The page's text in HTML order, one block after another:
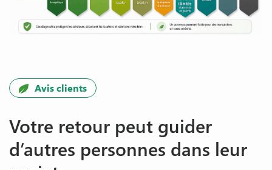
Avis clients
Votre retour peut guider
d’autres personnes dans leur